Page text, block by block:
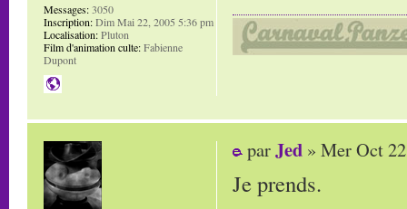
Messages:3050
Inscription:Dim Mai 22, 2005 5:36 pm
Localisation:Pluton
Film d'animation culte:Fabienne
Dupont
parJed » Mer Oct
Je prends.